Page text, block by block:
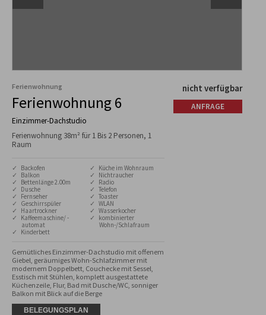
Ferienwohnung
Ferienwohnung 6
Einzimmer-Dachstudio
Ferienwohnung 38m² für 1 Bis 2 Personen, 1
Raum
✓ Backofen
✓ Balkon
✓ Bettenlänge 2.00m
✓ Dusche
✓ Fernseher
✓ Geschirrspüler
✓ Haartrockner
✓ Kaffeemaschine/ -
automat
✓ Kinderbett
✓ Küche im Wohnraum
✓ Nichtraucher
✓ Radio
✓ Telefon
✓ Toaster
✓ WLAN
✓ Wasserkocher
✓ kombinierter
Wohn-/Schlafraum
Gemütliches Einzimmer-Dachstudio mit offenem
Giebel, geräumiges Wohn-Schlafzimmer mit
modernem Doppelbett, Couchecke mit Sessel,
Esstisch mit Stühlen, komplett ausgestattete
Küchenzeile, Flur, Bad mit Dusche/WC, sonniger
Balkon mit Blick auf die Berge
nicht verfügbar
ANFRAGE
BELEGUNGSPLAN